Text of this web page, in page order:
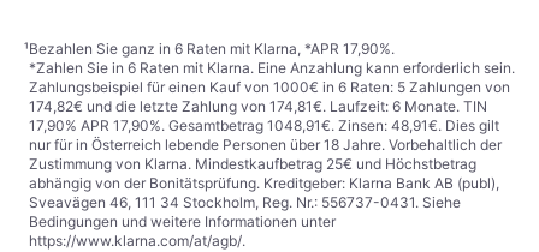
¹Bezahlen Sie ganz in 6 Raten mit Klarna, *APR 17,90%.
*Zahlen Sie in 6 Raten mit Klarna. Eine Anzahlung kann erforderlich sein.
Zahlungsbeispiel für einen Kauf von 1000€ in 6 Raten: 5 Zahlungen von
174,82€ und die letzte Zahlung von 174,81€. Laufzeit: 6 Monate. TIN
17,90% APR 17,90%. Gesamtbetrag 1048,91€. Zinsen: 48,91€. Dies gilt
nur für in Österreich lebende Personen über 18 Jahre. Vorbehaltlich der
Zustimmung von Klarna. Mindestkaufbetrag 25€ und Höchstbetrag
abhängig von der Bonitätsprüfung. Kreditgeber: Klarna Bank AB (publ),
Sveavägen 46, 111 34 Stockholm, Reg. Nr.: 556737-0431. Siehe
Bedingungen und weitere Informationen unter
https://www.klarna.com/at/agb/.